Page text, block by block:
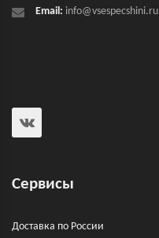
Email: info@vsespecshini.ru
Сервисы
Доставка по России